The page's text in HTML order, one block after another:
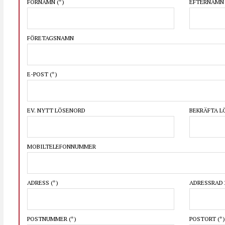
FÖRNAMN (*) EFTERNAMN
FÖRETAGSNAMN
E-POST (*)
EV. NYTT LÖSENORD BEKRÄFTA
MOBILTELEFONNUMMER
ADRESS (*) ADRESSRAD
POSTNUMMER (*) POSTORT (*)